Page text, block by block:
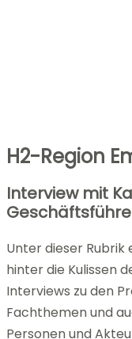
H2-Region
Interview mit
Unter dieser Rubrik
hinter die Kulissen
Interviews zu den
Fachthemen und
Personen und